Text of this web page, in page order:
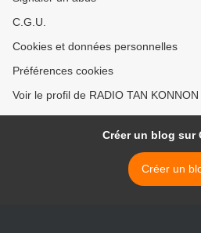
C.G.U.
Cookies et données personnelles
Préférences cookies
Voir le profil de RADIO TAN
Créer un blog sur
Créer un